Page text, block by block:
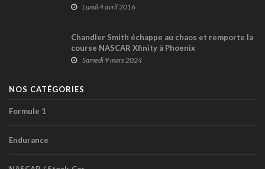
Lundi 4 avril 2016
Chandler Smith échappe au chaos et remporte la
course NASCAR Xfinity à Phoenix
Samedi 9 mars 2024
NOS CATÉGORIES
Formule 1
Endurance